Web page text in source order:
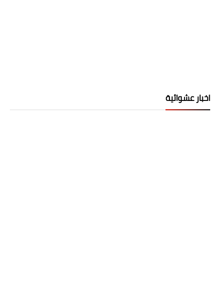
اخبار عشوائية